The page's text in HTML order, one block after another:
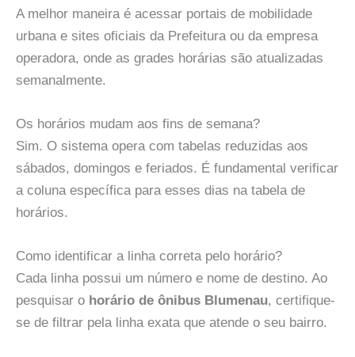
A melhor maneira é acessar portais de mobilidade
urbana e sites oficiais da Prefeitura ou da empresa
operadora, onde as grades horárias são atualizadas
semanalmente.
Os horários mudam aos fins de semana?
Sim. O sistema opera com tabelas reduzidas aos
sábados, domingos e feriados. É fundamental verificar
a coluna específica para esses dias na tabela de
horários.
Como identificar a linha correta pelo horário?
Cada linha possui um número e nome de destino. Ao
pesquisar o horário de ônibus Blumenau, certifique-
se de filtrar pela linha exata que atende o seu bairro.